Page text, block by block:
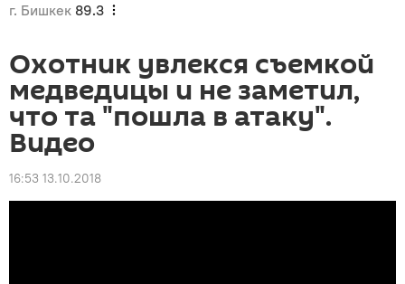
г. Бишкек 89.3
Охотник увлекся съемкой
медведицы и не заметил,
что та "пошла в атаку".
Видео
16:53 13.10.2018